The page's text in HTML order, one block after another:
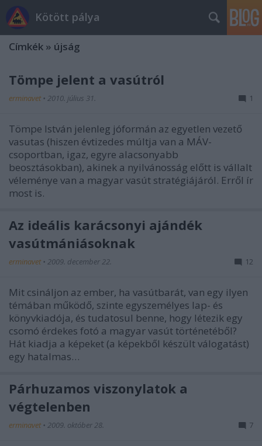
Kötött pálya
Címkék » újság
Tömpe jelent a vasútról
erminavet • 2010. július 31. 1
Tömpe István jelenleg jóformán az egyetlen vezető
vasutas (hiszen évtizedes múltja van a MÁV-
csoportban, igaz, egyre alacsonyabb
beosztásokban), akinek a nyilvánosság előtt is vállalt
véleménye van a magyar vasút stratégiájáról. Erről ír
most is.
Az ideális karácsonyi ajándék
vasútmániásoknak
erminavet • 2009. december 22. 12
Mit csináljon az ember, ha vasútbarát, van egy ilyen
témában működő, szinte egyszemélyes lap- és
könyvkiadója, és tudatosul benne, hogy létezik egy
csomó érdekes fotó a magyar vasút történetéből?
Hát kiadja a képeket (a képekből készült válogatást)
egy hatalmas…
Párhuzamos viszonylatok a
végtelenben
erminavet • 2009. október 28. 7